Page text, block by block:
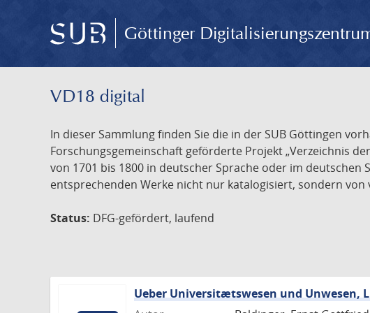
Göttinger
VD18 digital
In dieser Sammlung finden Sie die in der SUB Göttingen
Forschungsgemeinschaft geförderte Projekt „Verzeichnis
von 1701 bis 1800 in deutscher Sprache oder im
entsprechenden Werke nicht nur katalogisiert, sondern
Status: DFG-gefördert, laufend
Ueber Universitætswesen und